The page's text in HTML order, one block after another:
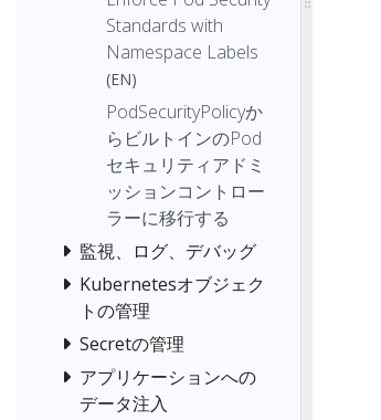
Standards with
Namespace Labels
(EN)
PodSecurityPolicyか
らビルトインのPod
セキュリティアドミ
ッションコントロー
ラーに移行する
監視、ログ、デバッグ
Kubernetesオブジェク
トの管理
Secretの管理
アプリケーションへの
データ注入